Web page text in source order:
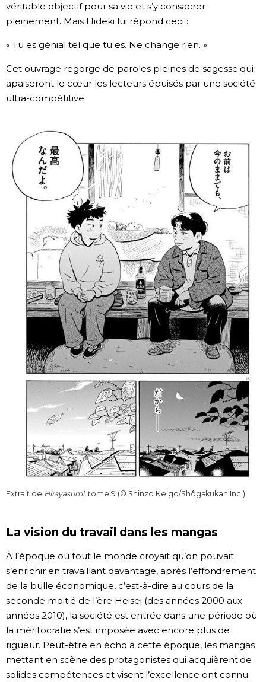
véritable objectif pour sa vie et s’y consacrer
pleinement. Mais Hideki lui répond ceci :
« Tu es génial tel que tu es. Ne change rien. »
Cet ouvrage regorge de paroles pleines de sagesse qui
apaiseront le cœur les lecteurs épuisés par une société
ultra-compétitive.
Extrait de Hirayasumi, tome 9 (© Shinzo Keigo/Shôgakukan Inc.)
La vision du travail dans les mangas
À l’époque où tout le monde croyait qu’on pouvait
s’enrichir en travaillant davantage, après l’effondrement
de la bulle économique, c’est-à-dire au cours de la
seconde moitié de l’ère Heisei (des années 2000 aux
années 2010), la société est entrée dans une période où
la méritocratie s’est imposée avec encore plus de
rigueur. Peut-être en écho à cette époque, les mangas
mettant en scène des protagonistes qui acquièrent de
solides compétences et visent l’excellence ont connu